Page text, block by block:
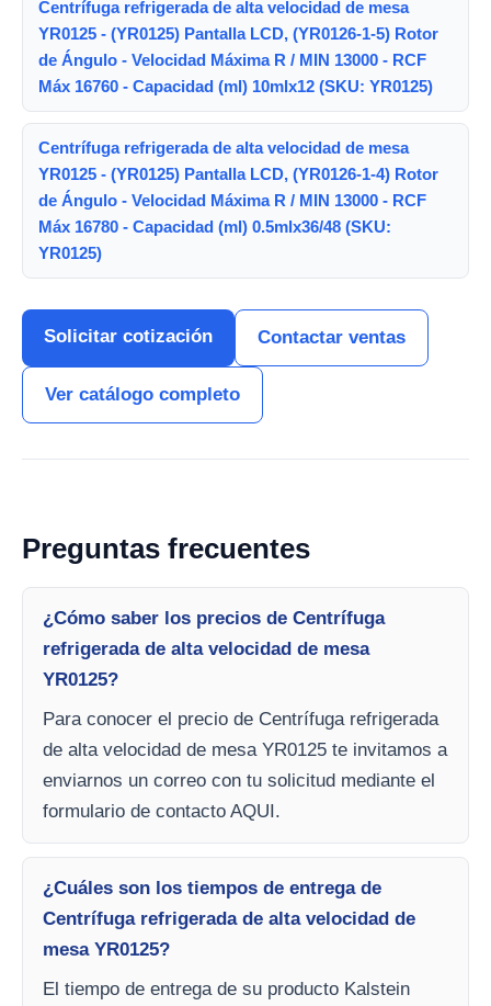
Centrífuga refrigerada de alta velocidad de mesa
YR0125 - (YR0125) Pantalla LCD, (YR0126-1-5) Rotor
de Ángulo - Velocidad Máxima R / MIN 13000 - RCF
Máx 16760 - Capacidad (ml) 10mlx12 (SKU: YR0125)
Centrífuga refrigerada de alta velocidad de mesa
YR0125 - (YR0125) Pantalla LCD, (YR0126-1-4) Rotor
de Ángulo - Velocidad Máxima R / MIN 13000 - RCF
Máx 16780 - Capacidad (ml) 0.5mlx36/48 (SKU:
YR0125)
Solicitar cotización Contactar ventas
Ver catálogo completo
Preguntas frecuentes
¿Cómo saber los precios de Centrífuga
refrigerada de alta velocidad de mesa
YR0125?
Para conocer el precio de Centrífuga refrigerada
de alta velocidad de mesa YR0125 te invitamos a
enviarnos un correo con tu solicitud mediante el
formulario de contacto AQUI.
¿Cuáles son los tiempos de entrega de
Centrífuga refrigerada de alta velocidad de
mesa YR0125?
El tiempo de entrega de su producto Kalstein